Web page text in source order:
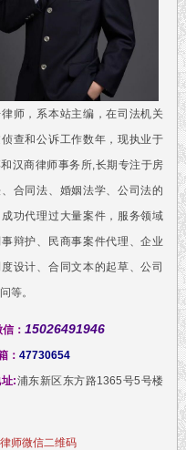
师，系本站主编，在司法机关
侦查和公诉工作数年，现执业于
汉商律师事务所,长期专注于房
合同法、婚姻法学、公司法的
功代理过大量案件，服务领域
辩护、民商事案件代理、企业
设计、合同文本的起草、公司
等。
： 15026491946
： 47730654
:浦东新区东方路1365号5号楼
师微信二维码